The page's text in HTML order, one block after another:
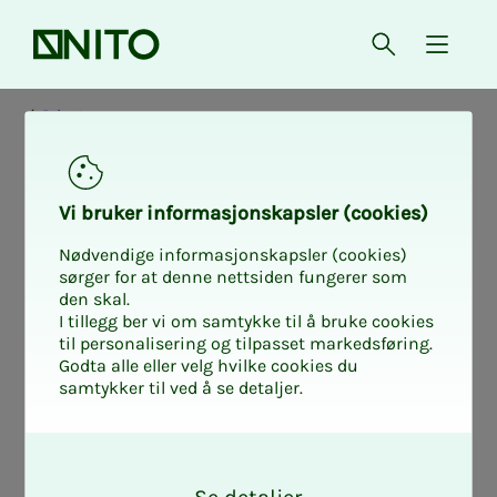
Forsiden Åpne søk
{
Privat
Stil­­­lings­­­­­grup­­­pe
C: Hele lan­­­det,
etter tek­­­nisk
prak­­­sis og al­­­der
(1.10.2025)
Vi bru­­­ker in­­­for­­­ma­­­sjons­­­kaps­­­­­ler (cookies)
Nødvendige informasjonskapsler (cookies)
sørger for at denne nettsiden fungerer som
den skal.
I tillegg ber vi om samtykke til å bruke cookies
til personalisering og tilpasset markedsføring.
Godta alle eller velg hvilke cookies du
samtykker til ved å se detaljer.